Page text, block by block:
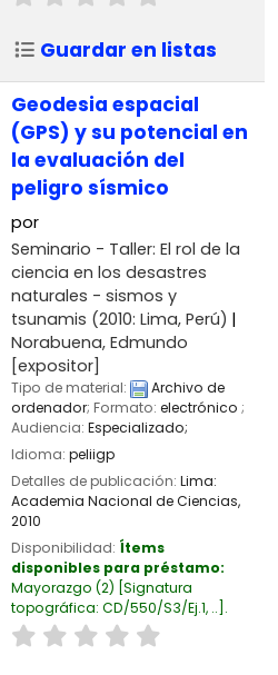
Guardar en listas
Geodesia espacial
(GPS) y su potencial en
la evaluación del
peligro sísmico
por
Seminario - Taller: El rol de la
ciencia en los desastres
naturales - sismos y
tsunamis (2010: Lima, Perú)
Norabuena, Edmundo
[expositor]
Tipo de material:
Archivo de
ordenador; Formato: electrónico ;
Audiencia: Especializado;
Idioma: peliigp
Detalles de publicación: Lima:
Academia Nacional de Ciencias,
2010
Disponibilidad: Ítems
disponibles para préstamo:
Mayorazgo (2) Signatura
topográfica: CD/550/S3/Ej.1, .. .